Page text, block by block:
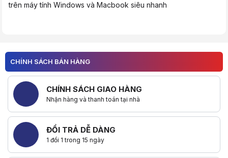
trên máy tính Windows và Macbook siêu nhanh
Tin tức
Tin khuyến mại
NHẬN NGAY QUÀ CHẤT KHI BUILD PC CÙNG LINH KIỆN ASUS
1. Thời gian khuyến mãi:
Áp dụng cho hóa đơn đỏ điện tử có thể kiểm tra tính hợp lệ trên
Hạn chót đăng ký nhận quà:
08/06/2026
2. Sản phẩm áp dụng và quà tặng:
Build PC cùng linh kiện ASUS:
- Build PC cùngBo mạch chủ + Card đồ họa + Case máy tính +
CHÍNH SÁCH BÁN HÀNG
CHÍNH SÁCH GIAO HÀNG
Nhận hàng và thanh toán tại nhà
ĐỔI TRẢ DỄ DÀNG
1 đổi 1 trong 15 ngày